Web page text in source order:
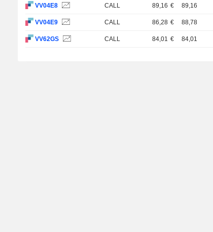
VV04E8 CALL 89,16 € 89,16
VV04E9 CALL 86,28 € 88,78
VV62GS CALL 84,01 € 84,01